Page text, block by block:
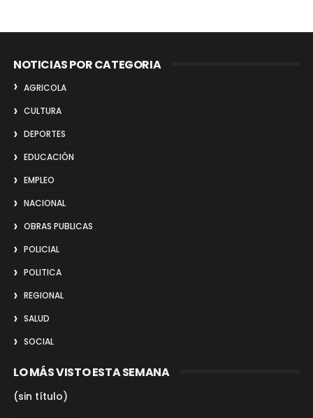
NOTICIAS POR CATEGORIA
AGRICOLA
CULTURA
DEPORTES
EDUCACIÓN
EMPLEO
NACIONAL
OBRAS PUBLICAS
POLICIAL
POLITICA
REGIONAL
SALUD
SOCIAL
LO MÁS VISTO ESTA SEMANA
(sin título)